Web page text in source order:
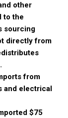
other
to the
sourcing
directly from
from
and electrical
$75